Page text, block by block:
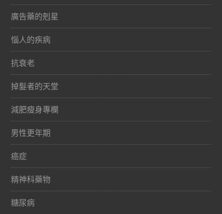
廣告藥的剋星
惱人的疾病
抗衰老
掉髮者的天堂
減肥瘦身專欄
男性更年期
癌症
精神科藥物
糖尿病